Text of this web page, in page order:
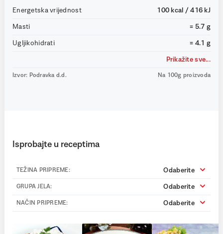
Energetska vrijednost 100 kcal / 416 kJ
Masti = 5.7 g
Ugljikohidrati = 4.1 g
Prikažite sve...
Izvor: Podravka d.d. Na 100g proizvoda
Isprobajte u receptima
TEŽINA PRIPREME: Odaberite
GRUPA JELA: Odaberite
NAČIN PRIPREME: Odaberite